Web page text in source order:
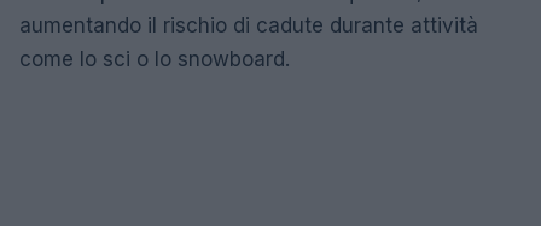
aumentando il rischio di cadute durante attività
come lo sci o lo snowboard.